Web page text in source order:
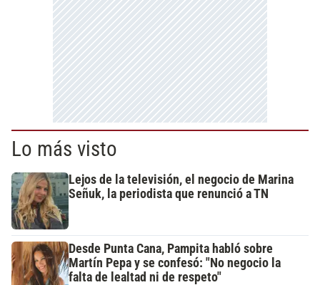
Lo más visto
Lejos de la televisión, el negocio de Marina
Señuk, la periodista que renunció a TN
Desde Punta Cana, Pampita habló sobre
Martín Pepa y se confesó: "No negocio la
falta de lealtad ni de respeto"